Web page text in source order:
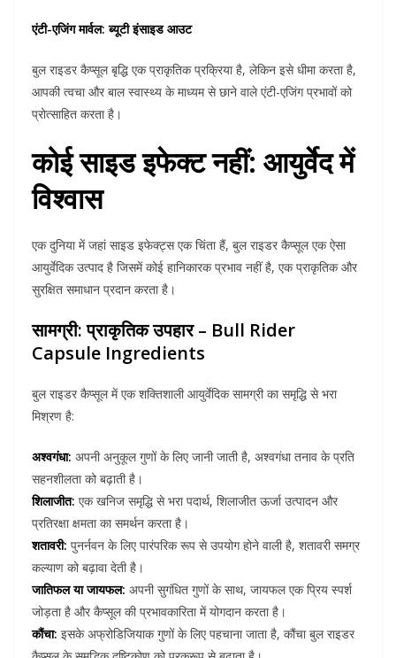
एंटी-एजिंग मार्वल: ब्यूटी इंसाइड आउट
बुल राइडर कैप्सूल बृद्धि एक प्राकृतिक प्रक्रिया है, लेकिन इसे धीमा करता है,
आपकी त्वचा और बाल स्वास्थ्य के माध्यम से छाने वाले एंटी-एजिंग प्रभावों को
प्रोत्साहित करता है।
कोई साइड इफेक्ट नहीं: आयुर्वेद में
विश्वास
एक दुनिया में जहां साइड इफेक्ट्स एक चिंता हैं, बुल राइडर कैप्सूल एक ऐसा
आयुर्वेदिक उत्पाद है जिसमें कोई हानिकारक प्रभाव नहीं है, एक प्राकृतिक और
सुरक्षित समाधान प्रदान करता है।
सामग्री: प्राकृतिक उपहार – Bull Rider
Capsule Ingredients
बुल राइडर कैप्सूल में एक शक्तिशाली आयुर्वेदिक सामग्री का समृद्धि से भरा
मिश्रण है:
अश्वगंधा: अपनी अनुकूल गुणों के लिए जानी जाती है, अश्वगंधा तनाव के प्रति
सहनशीलता को बढ़ाती है।
शिलाजीत: एक खनिज समृद्धि से भरा पदार्थ, शिलाजीत ऊर्जा उत्पादन और
प्रतिरक्षा क्षमता का समर्थन करता है।
शतावरी: पुनर्नवन के लिए पारंपरिक रूप से उपयोग होने वाली है, शतावरी समग्र
कल्याण को बढ़ावा देती है।
जातिफल या जायफल: अपनी सुगंधित गुणों के साथ, जायफल एक प्रिय स्पर्श
जोड़ता है और कैप्सूल की प्रभावकारिता में योगदान करता है।
कौंचा: इसके अफ्रोडिजियाक गुणों के लिए पहचाना जाता है, कौंचा बुल राइडर